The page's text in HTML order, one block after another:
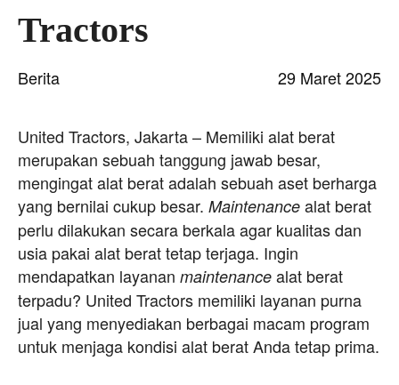
Tractors
Berita 29 Maret 2025
United Tractors, Jakarta – Memiliki alat berat
merupakan sebuah tanggung jawab besar,
mengingat alat berat adalah sebuah aset berharga
yang bernilai cukup besar. Maintenance alat berat
perlu dilakukan secara berkala agar kualitas dan
usia pakai alat berat tetap terjaga. Ingin
mendapatkan layanan maintenance alat berat
terpadu? United Tractors memiliki layanan purna
jual yang menyediakan berbagai macam program
untuk menjaga kondisi alat berat Anda tetap prima.